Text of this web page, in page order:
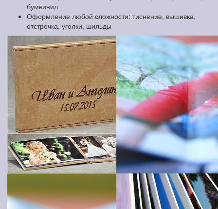
бумвинил
Оформление любой сложности: тиснение, вышивка,
отстрочка, уголки, шильды